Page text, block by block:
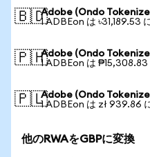
🇧🇩Adobe (Ondo
1 ADBEon は ৳31,189.53
🇵🇭Adobe (Ondo
1 ADBEon は ₱15,308.83
🇵🇱Adobe (Ondo
1 ADBEon は zł 939.86
他のRWAをGBPに変換